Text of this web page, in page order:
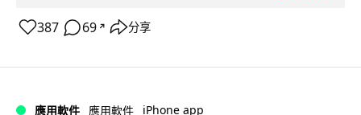
387 69 ↗ 分享
應用軟件 應用軟件 iPhone app